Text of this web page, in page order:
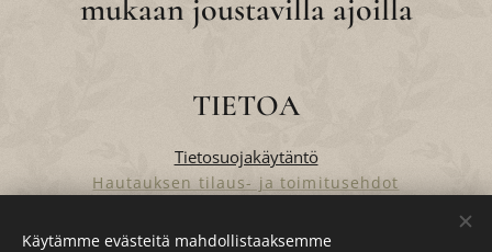
mukaan joustavilla ajoilla
TIETOA
Tietosuojakäytäntö
Hautauksen tilaus- ja toimitusehdot
Käytämme evästeitä mahdollistaaksemme